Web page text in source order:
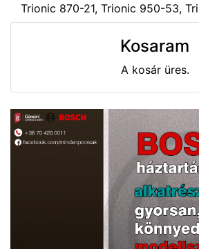
Trionic 870-21, Trionic 950-53,
Kosaram
A kosár üres.